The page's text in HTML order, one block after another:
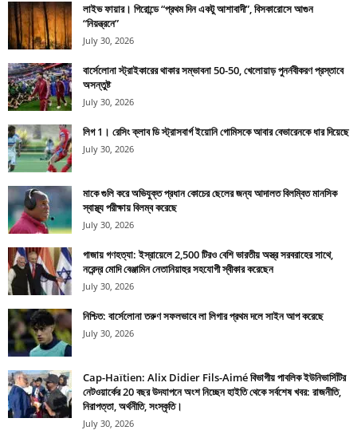
লাইভ ফায়ার। গিরোন্ডে “প্রথম দিন একটু আশাবাদী”, বিসকারোসে আগুন
“নিয়ন্ত্রনে”
July 30, 2026
বার্সেলোনা স্ট্রাইকারের থাকার সম্ভাবনা 50-50, খেলোয়াড় পুনর্নবীকরণ প্রস্তাবে
অসন্তুষ্ট
July 30, 2026
লিগ 1। রেসিং ক্লাব ডি স্ট্রাসবার্গ ইয়োনি গোমিসকে আবার বেভারেনকে ধার দিয়েছে
July 30, 2026
মাকে গুলি করে অভিযুক্ত প্রধান কোচের ছেলের জন্য আদালত বিলম্বিত মানসিক
স্বাস্থ্য পরীক্ষায় বিলম্ব করেছে
July 30, 2026
গাজায় গণহত্যা: ইস্রায়েলে 2,500 টিরও বেশি ভারতীয় অস্ত্র সরবরাহের সাথে,
নরেন্দ্র মোদি বেঞ্জামিন নেতানিয়াহুর সহযোগী স্বীকার করেছেন
July 30, 2026
নিশ্চিত: বার্সেলোনা তরুণ সফলভাবে লা লিগার প্রথম দলে সাইন আপ করেছে
July 30, 2026
Cap-Haïtien: Alix Didier Fils-Aimé বিভাগীয় পাবলিক ইউনিভার্সিটির
নেটওয়ার্কের 20 বছর উদযাপনে অংশ নিচ্ছেন হাইতি থেকে সর্বশেষ খবর: রাজনীতি,
নিরাপত্তা, অর্থনীতি, সংস্কৃতি।
July 30, 2026